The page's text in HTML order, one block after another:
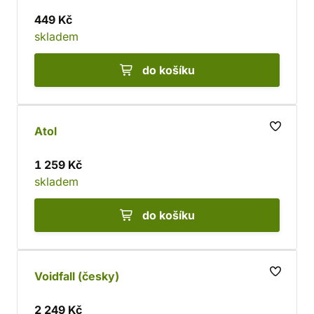
449 Kč
skladem
do košíku
Atol
1 259 Kč
skladem
do košíku
Voidfall (česky)
2 249 Kč